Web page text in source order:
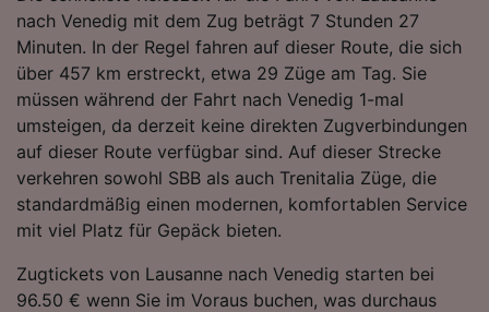
nach Venedig mit dem Zug beträgt 7 Stunden 27
Minuten. In der Regel fahren auf dieser Route, die sich
über 457 km erstreckt, etwa 29 Züge am Tag. Sie
müssen während der Fahrt nach Venedig 1-mal
umsteigen, da derzeit keine direkten Zugverbindungen
auf dieser Route verfügbar sind. Auf dieser Strecke
verkehren sowohl SBB als auch Trenitalia Züge, die
standardmäßig einen modernen, komfortablen Service
mit viel Platz für Gepäck bieten.
Zugtickets von Lausanne nach Venedig starten bei
96.50 € wenn Sie im Voraus buchen, was durchaus
Folgendes bereitzustellen:
Verwendung genauer Standortdaten.
Endgeräteeigenschaften zur Identifikation
aktiv abfragen. Speichern von oder Zugriff auf
Informationen auf einem Endgerät.
Personalisierte Werbung und Inhalte, Messung
von Werbeleistung und der Performance von
Inhalten, Zielgruppenforschung sowie
Entwicklung und Verbesserung von
Angeboten.